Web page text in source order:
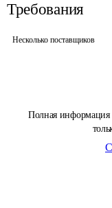
Полная информация
Требования
Несколько поставщиков